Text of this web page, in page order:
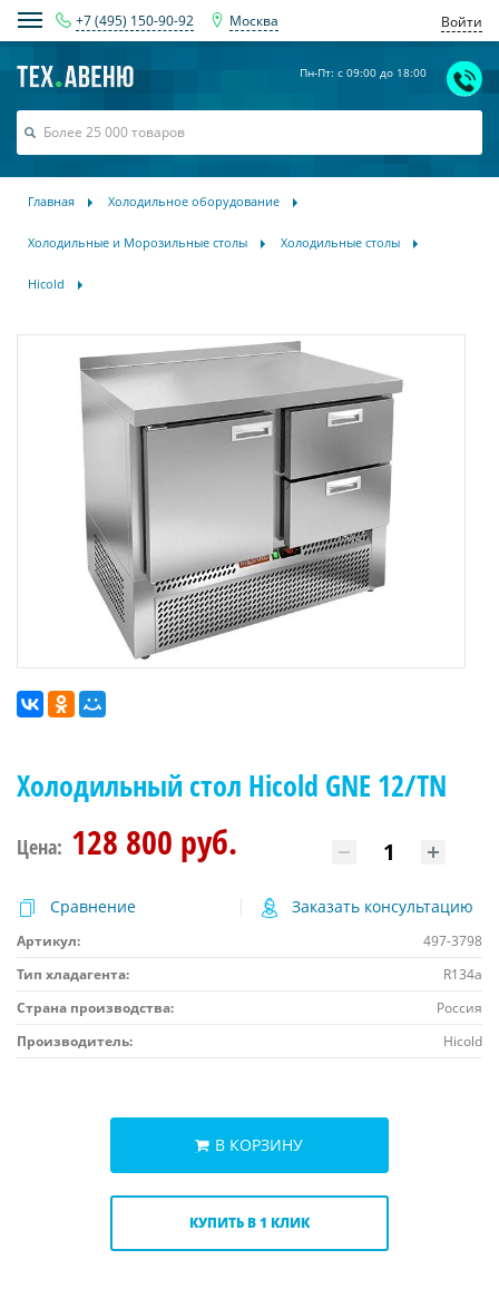
+7 (495) 150-90-92 Москва Войти
Пн-Пт: с 09:00 до 18:00
Главная Холодильное оборудование
Холодильные и Морозильные столы Холодильные столы
Hicold
Холодильный стол Hicold GNE 12/TN
Цена: 128 800 руб.
Сравнение Заказать консультацию
Артикул:
497-3798
Тип хладагента:
R134a
Страна производства:
Россия
Производитель:
Hicold
В КОРЗИНУ
КУПИТЬ В 1 КЛИК